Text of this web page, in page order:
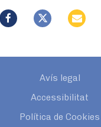
Avís legal
Accessibilitat
Política de Cookies